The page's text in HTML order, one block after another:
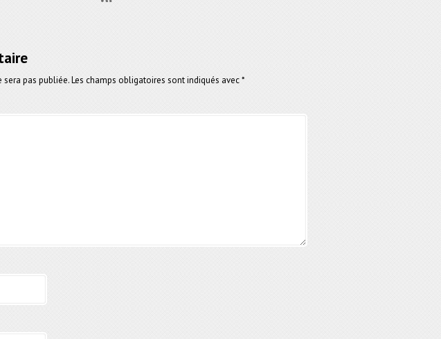
sera pas publiée.Les champs obligatoires sont indiqués avec*